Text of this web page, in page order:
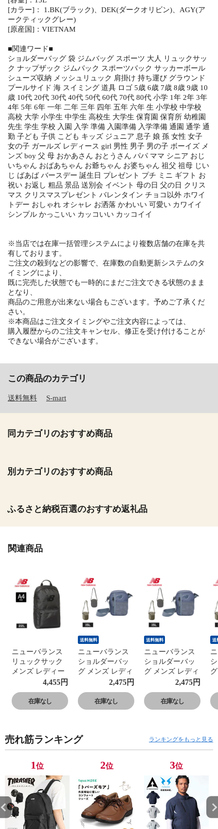
[カラー]： 1.BK(ブラック)、DEK(ダークオリビン)、AGY(ア
ークティックグレー)
[原産国]：VIETNAM
■関連ワード■
ショルダーバッグ 袋 ジムバッグ スポーツ 大人 リュックサッ
ク ナップザック ジムバック スポーツバック サッカーボール
シューズ収納 メッシュリュック 肩掛け 持ち運び グラウンド
プールサイド 海 スイミング 道具 ロゴ 5歳 6歳 7歳 8歳 9歳 10
歳 10代 20代 30代 40代 50代 60代 70代 80代 小学 1年 2年 3年
4年 5年 6年 一年 二年 三年 四年 五年 六年 生 小学校 中学校
高校 大学 小学生 中学生 高校生 大学生 保育園 保育所 幼稚園
先生 学生 学校 入園 入学 準備 入園準備 入学準備 通園 通学 通
勤 子ども 子供 こども キッズ ジュニア 息子 娘 孫 女性 女子
女の子 ガールズ レディース girl 男性 男子 男の子 ボーイズ メ
ンズ boy 父 母 おかあさん おとうさん パパ ママ シニア おじ
いちゃん おばあちゃん お爺ちゃん お婆ちゃん 祖父 祖母 じい
じ ばあば バースデー 誕生日 プレゼント プチ ミニ ギフト お
祝い お返し 粗品 景品 送別会 イベント 母の日 父の日 クリス
マス クリスマスプレゼント バレンタイン チョコ以外 ホワイ
トデー おしゃれ オシャレ お洒落 かわいい 可愛い カワイイ
シンプル かっこいい カッコいい カッコイイ
※当店では在庫一括管理システムにより複数店舗の在庫を共
有しております。
ご注文の殺到などの影響で、在庫数の自動更新システムのタ
イミングにより、
既に完売した状態でも一時的にまだご注文できる状態のまま
となり、
商品のご用意が出来ない場合もございます。予めご了承くだ
さい。
※本商品はご注文タイミングやご注文内容によっては、
購入履歴からのご注文キャンセル、修正を受け付けることが
できない場合がございます。
この商品のカテゴリ
送料無料 S-mart
同カテゴリのおすすめ商品
別カテゴリのおすすめ商品
ふるさと納税百選のおすすめ返礼品
関連商品
ニューバランス
リュックサック
メンズ レディー
ス A4 撥水 通勤
通学 黒 Core バ
ックパック New
Balance
4,455円
在庫なし
送料無料
ニューバランス
ショルダーバッ
グ メンズ レディ
ース 撥水 ポケッ
ト付き 小さめ 黒
カーキ グレー
New Balance
2,475円
在庫なし
送料無料
ニューバランス
ショルダーバッ
グ メンズ レディ
ース 撥水 ポケッ
ト付き 小さめ 黒
カーキ グレー
New Balance
2,475円
在庫なし
送
売れ筋ランキング ランキングをもっと見る
1位 2位 3位